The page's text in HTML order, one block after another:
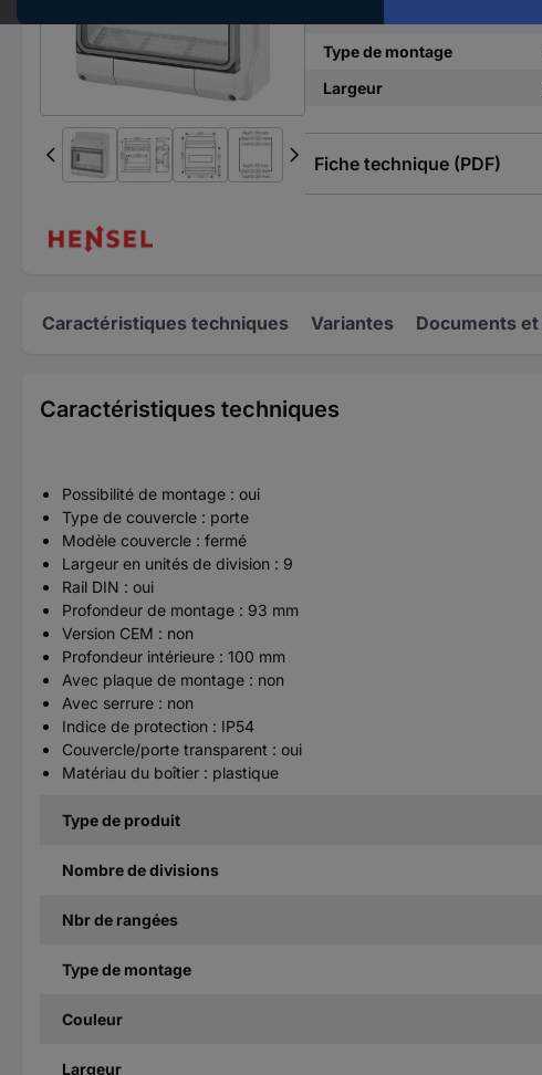
Type de montage
Largeur
Fiche technique (PDF)
Caractéristiques techniques Variantes Documents
Caractéristiques techniques
Possibilité de montage : oui
Type de couvercle : porte
Modèle couvercle : fermé
Largeur en unités de division : 9
Rail DIN : oui
Profondeur de montage : 93 mm
Version CEM : non
Profondeur intérieure : 100 mm
Avec plaque de montage : non
Avec serrure : non
Indice de protection : IP54
Couvercle/porte transparent : oui
Matériau du boîtier : plastique
Type de produit
Nombre de divisions
Nbr de rangées
Type de montage
Couleur
Largeur